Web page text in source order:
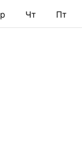
Чт Пт